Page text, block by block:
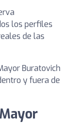
los perfiles
de las
Buratovich
y fuera de